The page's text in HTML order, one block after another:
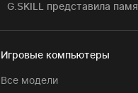
G.SKILL представила
Игровые компьютеры
Все модели